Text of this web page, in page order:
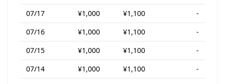
07/17
¥1,000 ¥1,100
-
07/16
¥1,000 ¥1,100
-
07/15
¥1,000 ¥1,100
-
07/14
¥1,000 ¥1,100
-